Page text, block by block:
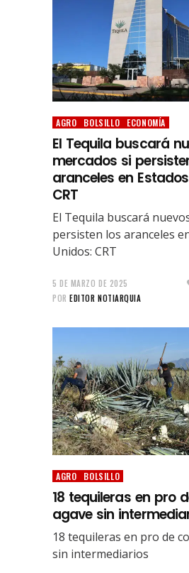
AGRO BOLSILLO ECONOMÍA
El Tequila buscará
mercados si
aranceles en
CRT
El Tequila buscará
persisten los aranceles
Unidos: CRT
5 DE MARZO DE 2025
POR EDITOR NOTIARQUIA
AGRO BOLSILLO
18 tequileras en pro
agave sin
18 tequileras en pro de
sin intermediarios